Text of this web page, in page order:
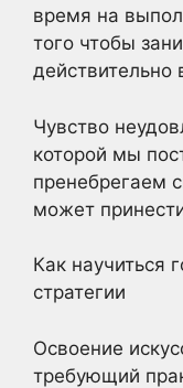
время на
того чтобы
действительно
Чувство
которой мы
пренебрегаем
может
Как научиться
стратегии
Освоение
требующий